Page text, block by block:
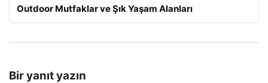
Outdoor Mutfaklar ve Şık Yaşam Alanları
Bir yanıt yazın